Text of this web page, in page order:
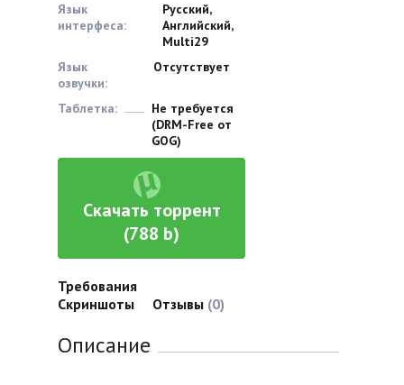
Язык
интерфеса:
Русский,
Английский,
Multi29
Язык
озвучки:
Отсутствует
Таблетка:
Не требуется
(DRM-Free от
GOG)
Скачать торрент
(788 b)
Требования
Скриншоты
Отзывы (0)
Описание